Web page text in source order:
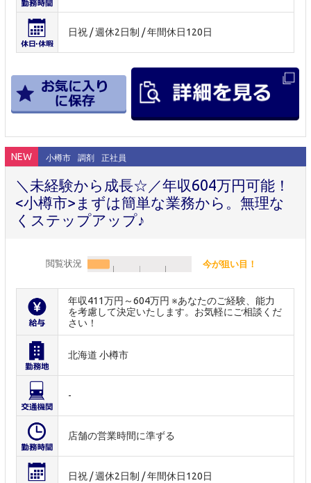
日祝 / 週休2日制 / 年間休日120日
NEW 小樽市 調剤 正社員
＼未経験から成長☆／年収604万円可能！
<小樽市>まずは簡単な業務から。無理な
くステップアップ♪
閲覧状況 今が狙い目！
年収411万円～604万円 ※あなたのご経験、能力
を考慮して決定いたします。お気軽にご相談くだ
さい！
北海道 小樽市
-
店舗の営業時間に準ずる
日祝 / 週休2日制 / 年間休日120日